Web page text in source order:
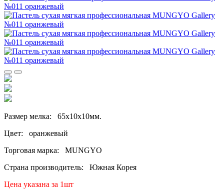
Размер мелка: 65х10х10мм.
Цвет: оранжевый
Торговая марка: MUNGYO
Страна производитель: Южная Корея
Цена указана за 1шт